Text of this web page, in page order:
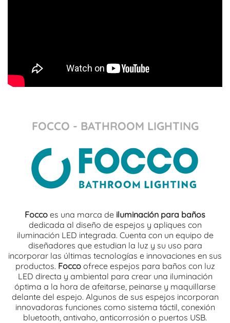
FOCCO - BATHROOM LIGHTING
Focco es una marca de iluminación para baños
dedicada al diseño de espejos y apliques con
iluminación LED integrada. Cuenta con un equipo de
diseñadores que estudian la luz y su uso para
incorporar las últimas tecnologías e innovaciones en sus
productos. Foccoofrece espejos para baños con luz
LED directa y ambiental para crear una iluminación
óptima a la hora de afeitarse, peinarse y maquillarse
delante del espejo. Algunos de sus espejos incorporan
innovadoras funciones como sistema táctil, conexión
bluetooth, antivaho, anticorrosión o puertos USB.